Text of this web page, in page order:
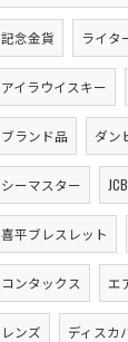
記念金貨 ライタ
アイラウイスキー
ブランド品 ダン
シーマスター
喜平ブレスレット
コンタックス エ
レンズ ディスカ